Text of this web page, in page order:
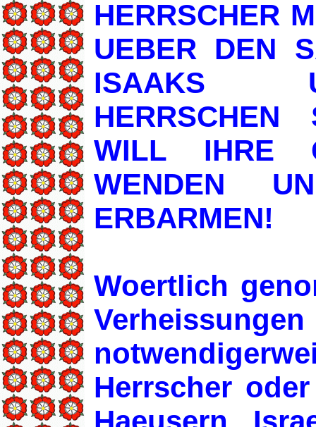
HERRSCHER
UEBER DEN
ISAAKS
WILL IHRE
WENDEN
ERBARMEN!
Woertlich
Herrscher